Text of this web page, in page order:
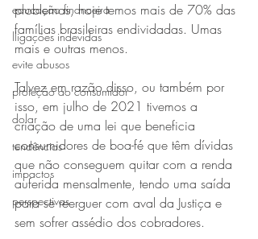
educação financeira
lligações indevidas
evite abusos
proteção ao consumidor
dolar
tendências
impactos
perspectivas
problemas, hoje temos mais de 70% das
famílias brasileiras endividadas. Umas
mais e outras menos.
Talvez em razão disso, ou também por
isso, em julho de 2021 tivemos a
criação de uma lei que beneficia
consumidores de boa-fé que têm dívidas
que não conseguem quitar com a renda
auferida mensalmente, tendo uma saída
para se reerguer com aval da Justiça e
sem sofrer assédio dos cobradores.